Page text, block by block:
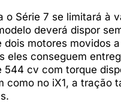
o Série 7 se limitará à
deverá dispor
dois motores movidos
eles conseguem
544 cv com torque
como no iX1, a tração